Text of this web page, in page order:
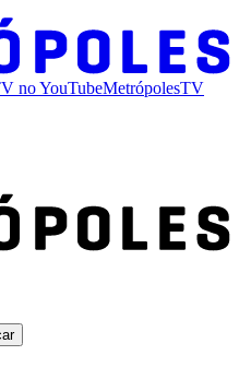
noYouTubeMetrópolesTV